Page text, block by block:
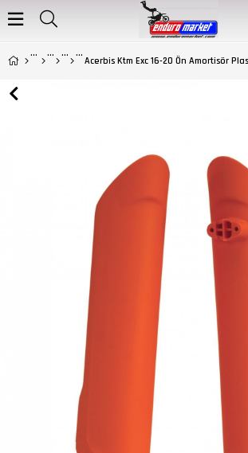
Acerbis Ktm Exc 16-20 Ön Amortisör